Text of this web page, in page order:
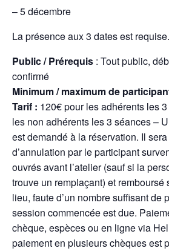
– 5 décembre
La présence aux 3 dates est requise.
Public / Prérequis : Tout public,
confirmé
Minimum / maximum de
Tarif : 120€ pour les adhérents les
les non adhérents les 3 séances –
est demandé à la réservation. Il
d’annulation par le participant
ouvrés avant l’atelier (sauf si la
trouve un remplaçant) et remboursé
lieu, faute d’un nombre suffisant de
session commencée est due.
chèque, espèces ou en ligne via
paiement en plusieurs chèques est